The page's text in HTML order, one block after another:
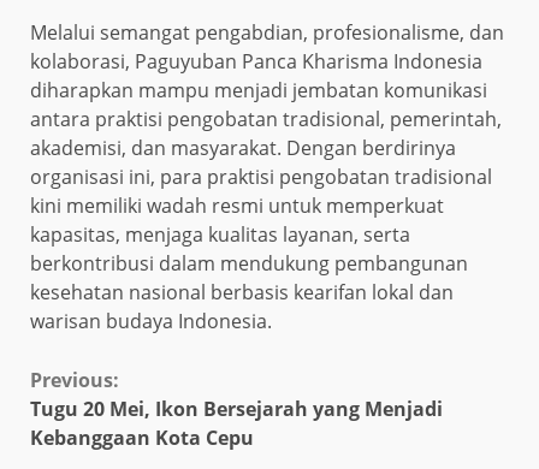
Melalui semangat pengabdian, profesionalisme, dan
kolaborasi, Paguyuban Panca Kharisma Indonesia
diharapkan mampu menjadi jembatan komunikasi
antara praktisi pengobatan tradisional, pemerintah,
akademisi, dan masyarakat. Dengan berdirinya
organisasi ini, para praktisi pengobatan tradisional
kini memiliki wadah resmi untuk memperkuat
kapasitas, menjaga kualitas layanan, serta
berkontribusi dalam mendukung pembangunan
kesehatan nasional berbasis kearifan lokal dan
warisan budaya Indonesia.
Continue
Reading
Previous:
Tugu 20 Mei, Ikon Bersejarah yang Menjadi
Kebanggaan Kota Cepu